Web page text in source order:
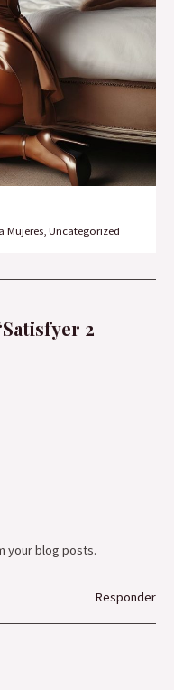
Mujeres Uncategorized
2
your blog posts.
Responder